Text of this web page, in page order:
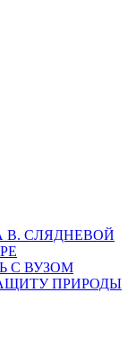
В. СЛЯДНЕВОЙ
С ВУЗОМ
ПРИРОДЫ